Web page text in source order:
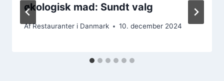
økologisk mad: Sundt valg
AfRestauranter i Danmark 10. december 2024